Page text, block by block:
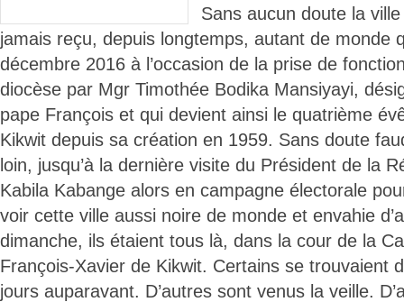
Sans aucun doute la ville
jamais reçu, depuis longtemps, autant de monde
décembre 2016 à l’occasion de la prise de
diocèse par Mgr Timothée Bodika Mansiyayi,
pape François et qui devient ainsi le quatrième
Kikwit depuis sa création en 1959. Sans doute
loin, jusqu’à la dernière visite du Président de la
Kabila Kabange alors en campagne électorale
voir cette ville aussi noire de monde et envahie
dimanche, ils étaient tous là, dans la cour de la
François-Xavier de Kikwit. Certains se trouvaient
jours auparavant. D’autres sont venus la veille.